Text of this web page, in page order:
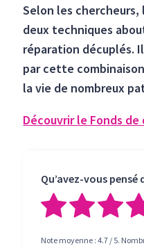
Selon les chercheurs,
deux techniques
réparation décuplés.
par cette
la vie de nombreux
Découvrir le Fonds
Qu’avez-vous pensé
Note moyenne :4.7 / 5.